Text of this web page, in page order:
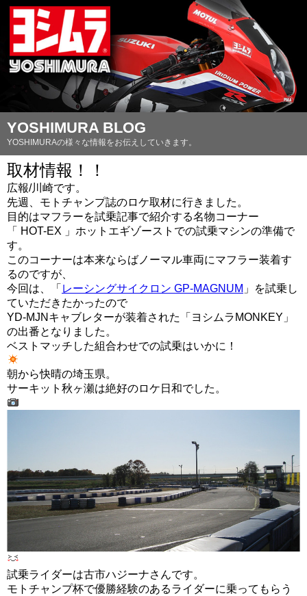
YOSHIMURA BLOG
YOSHIMURAの様々な情報をお伝えしていきます。
取材情報！！
広報/川崎です。
先週、モトチャンプ誌のロケ取材に行きました。
目的はマフラーを試乗記事で紹介する名物コーナー
「 HOT-EX 」ホットエギゾーストでの試乗マシンの準備で
す。
このコーナーは本来ならばノーマル車両にマフラー装着す
るのですが、
今回は、「 レーシングサイクロン GP-MAGNUM 」を試乗し
ていただきたかったので
YD-MJNキャブレターが装着された「ヨシムラMONKEY」
の出番となりました。
ベストマッチした組合わせでの試乗はいかに！
朝から快晴の埼玉県。
サーキット秋ヶ瀬は絶好のロケ日和でした。
試乗ライダーは古市ハジーナさんです。
モトチャンプ杯で優勝経験のあるライダーに乗ってもらう